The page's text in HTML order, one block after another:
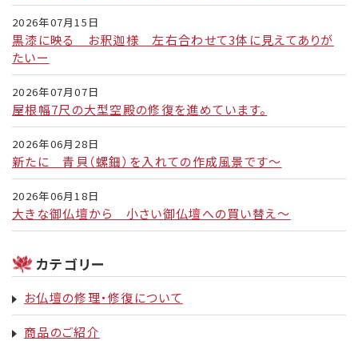
2026年07月15日
黒漆に映る お釈迦様 左右合わせて3体に見えてありが
たいー
2026年07月07日
屋根幅7尺の大型空殿の修復を進めています。
2026年06月28日
新たに 青貝（螺鈿）を入れての作成風景です～
2026年06月18日
大きな御仏壇から 小さい御仏壇への買い替え～
カテゴリー
お仏壇の修理・修復について
商品のご紹介